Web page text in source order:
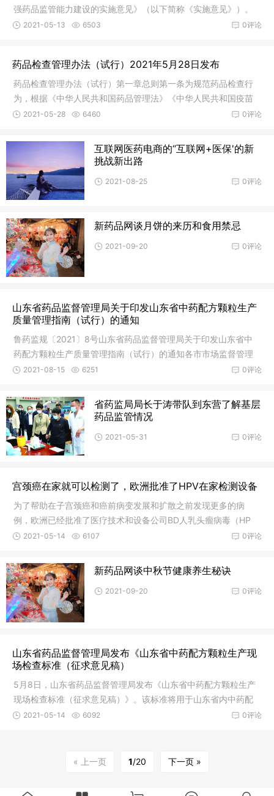
强药品监管能力建设的实施意见》（以下简称《实施意见》）。
《实
0评论
2021-05-13 6503
药品检查管理办法（试行）2021年5月28日发布
药品检查管理办法（试行）第一章总则第一条为规范药品检查行
为，根据《中华人民共和国药品管理法》《中华人民共和国疫苗
管理法》
0评论
2021-05-28 6460
互联网医药电商的“互联网+医保'的新
挑战新出路
0评论
2021-08-25
新药品网谈月饼的来历和食用禁忌
0评论
2021-09-20
山东省药品监督管理局关于印发山东省中药配方颗粒生产
质量管理指南（试行）的通知
鲁药监规〔2021〕8号山东省药品监督管理局关于印发山东省中
药配方颗粒生产质量管理指南（试行）的通知各市市场监督管理
局，省局
0评论
2021-08-15 6251
省药监局局长于涛带队到东营了解基层
药品监管情况
0评论
2021-05-31
宫颈癌在家就可以检测了，欧洲批准了HPV在家检测设备
为了帮助在子宫颈癌和癌前病变发展和扩散之前发现更多的病
例，欧洲已经批准了医疗技术和设备公司BD人乳头瘤病毒（HP
V）在家检测
0评论
2021-05-14 6107
新药品网谈中秋节健康养生秘诀
0评论
2021-09-20
山东省药品监督管理局发布《山东省中药配方颗粒生产现
场检查标准（征求意见稿）
5月8日，山东省药品监督管理局发布《山东省中药配方颗粒生产
现场检查标准（征求意见稿）》。该标准将用于山东省内中药配
方颗粒生
0评论
2021-05-14 6092
« 上一页 1/20 下一页 »